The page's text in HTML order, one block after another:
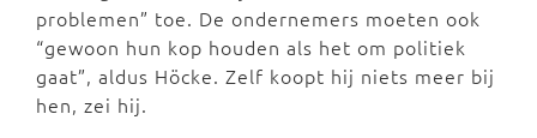
problemen” toe. De ondernemers moeten ook
“gewoon hun kop houden als het om politiek
gaat”, aldus Höcke. Zelf koopt hij niets meer bij
hen, zei hij.